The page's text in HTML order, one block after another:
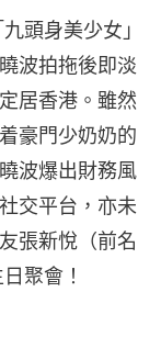
頭身美少女」
波拍拖後即淡
居香港。雖然
豪門少奶奶的
波爆出財務風
交平台，亦未
張新悅（前名
聚會！